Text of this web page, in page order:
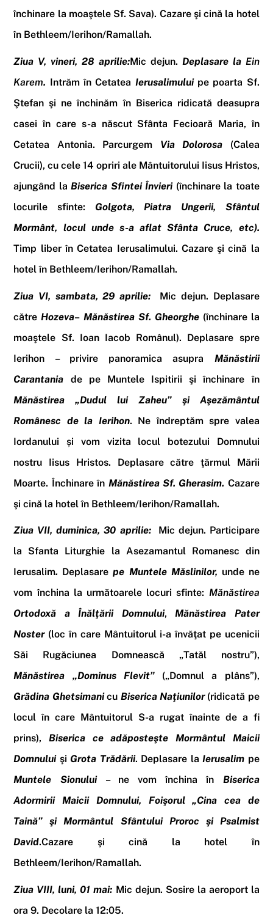
închinare la moaştele Sf. Sava). Cazare şi cină la hotel
în Bethleem/Ierihon/Ramallah.
Ziua V, vineri, 28 aprilie:Mic dejun. Deplasare la Ein
Karem. Intrăm înCetatea Ierusalimului pe poarta Sf.
Ştefan şi ne închinăm în Biserica ridicată deasupra
casei în care s-a născut Sfânta Fecioară Maria, în
Cetatea Antonia. Parcurgem Via Dolorosa (Calea
Crucii), cu cele 14 opriri ale Mântuitorului Iisus Hristos,
ajungând la Biserica Sfintei Învieri (închinare la toate
locurile sfinte: Golgota, Piatra Ungerii, Sfântul
Mormânt, locul unde s-a aflat Sfânta Cruce, etc).
Timp liber în Cetatea Ierusalimului. Cazare şi cină la
hotelîn Bethleem/Ierihon/Ramallah.
Ziua VI, sambata, 29 aprilie: Mic dejun. Deplasare
către Hozeva– Mănăstirea Sf. Gheorghe (închinare la
moaştele Sf. Ioan Iacob Românul). Deplasare spre
Ierihon – privire panoramica asupra
Mănăstirii
Carantania
de pe Muntele Ispitirii şi închinare în
Mănăstirea
„Dudul lui Zaheu” şiAşezământul
Românesc de la Ierihon. Ne îndreptăm spre valea
Iordanului și vom
vizita locul botezului Domnului
nostru Iisus Hristos. Deplasare către ţărmul Mării
Moarte. Închinare în Mănăstirea Sf. Gherasim. Cazare
şi cină la hotelîn Bethleem/Ierihon/Ramallah.
Ziua VII, duminica, 30 aprilie: Mic dejun. Participare
la Sfanta Liturghie la Asezamantul Romanesc din
Ierusalim. Deplasare pe Muntele Măslinilor, unde ne
vom închina la următoarele locuri sfinte: Mănăstirea
Ortodoxă a Înălţării Domnului, Mănăstirea
Pater
Noster (loc în care Mântuitorul i-a învăţat pe ucenicii
Săi Rugăciunea Domnească „Tatăl nostru”),
Mănăstirea „Dominus Flevit”
(„Domnul a plâns”),
Grădina Ghetsimani cu Biserica Naţiunilor(ridicată pe
locul în care Mântuitorul S-a rugat înainte de a fi
prins),Biserica ce adăposteşte Mormântul Maicii
Domnului şi Grota Trădării. Deplasare la Ierusalim pe
Muntele Sionului
– ne vom închina în
Biserica
Adormirii Maicii Domnului, Foişorul „Cina cea de
Taină”şiMormântul Sfântului Proroc şi Psalmist
David.Cazare şi cină la hotelîn
Bethleem/Ierihon/Ramallah.
Ziua VIII, luni, 01 mai: Mic dejun. Sosire la aeroport la
ora 9. Decolare la 12:05.